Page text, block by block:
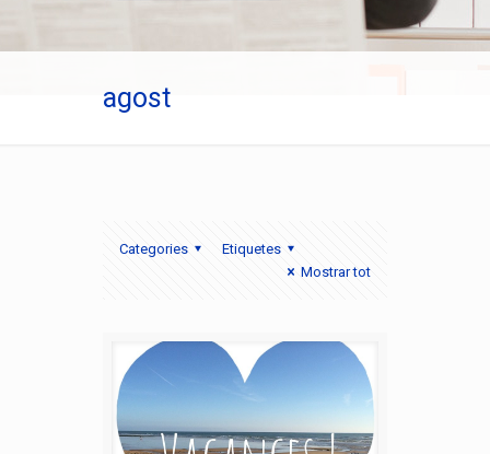
agost
Categories
Etiquetes
Mostrar tot